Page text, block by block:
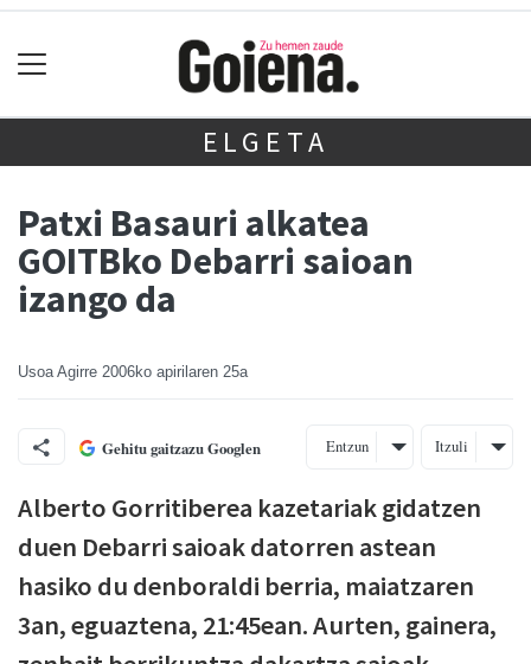
ELGETA
Patxi Basauri alkatea
GOITBko Debarri saioan
izango da
Usoa Agirre 2006ko apirilaren 25a
Gehitu gaitzazu Googlen Entzun Itzuli
Alberto Gorritiberea kazetariak gidatzen
duen Debarri saioak datorren astean
hasiko du denboraldi berria, maiatzaren
3an, eguaztena, 21:45ean. Aurten, gainera,